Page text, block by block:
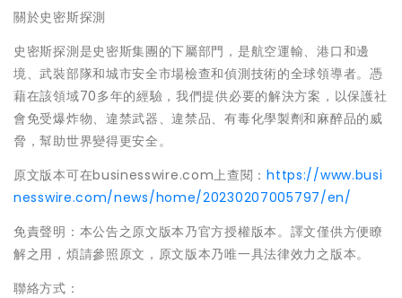
關於史密斯探測
史密斯探測是史密斯集團的下屬部門，是航空運輸、港口和邊
境、武裝部隊和城市安全市場檢查和偵測技術的全球領導者。憑
藉在該領域70多年的經驗，我們提供必要的解決方案，以保護社
會免受爆炸物、違禁武器、違禁品、有毒化學製劑和麻醉品的威
脅，幫助世界變得更安全。
原文版本可在businesswire.com上查閱：https://www.busi
nesswire.com/news/home/20230207005797/en/
免責聲明：本公告之原文版本乃官方授權版本。譯文僅供方便瞭
解之用，煩請參照原文，原文版本乃唯一具法律效力之版本。
聯絡方式：